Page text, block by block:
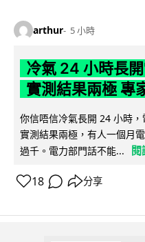
arthur 5 小時
冷氣 24 小時長
實測結果兩極 專
你信唔信冷氣長開 24 小時
實測結果兩極，有人一個月
過千。電力部門話不能...
閱
18 分享